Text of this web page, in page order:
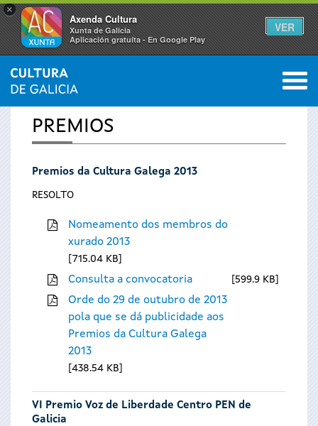
×
Axenda Cultura
Xunta de Galicia
Aplicación gratuíta - En Google Play
VER
Vostede
está
aquí
INICIO 0
PREMIOS
Premios da Cultura Galega 2013
RESOLTO
Nomeamento dos membros do
xurado 2013
715.04 KB
Consulta a convocatoria 599.9 KB
Orde do 29 de outubro de 2013
pola que se dá publicidade aos
Premios da Cultura Galega
2013
438.54 KB
VI Premio Voz de Liberdade Centro PEN de
Galicia